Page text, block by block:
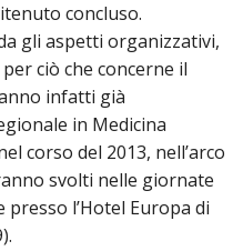
concluso.
gli aspetti organizzativi,
ciò che concerne il
infatti già
in Medicina
corso del 2013, nell’arco
svolti nelle giornate
l’Hotel Europa di